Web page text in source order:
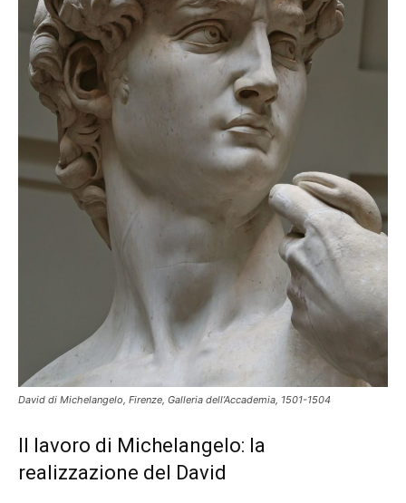
David di Michelangelo, Firenze, Galleria dell’Accademia, 1501-1504
Il lavoro di Michelangelo: la
realizzazione del David